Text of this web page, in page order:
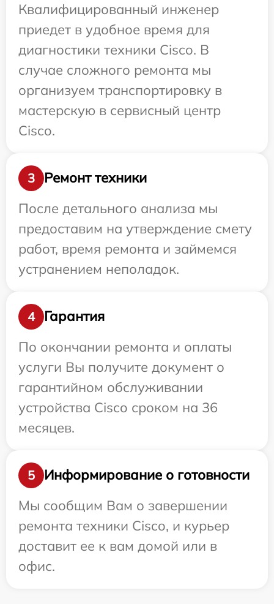
Квалифицированный инженер
приедет в удобное время для
диагностики техники Cisco. В
случае сложного ремонта мы
организуем транспортировку в
мастерскую в сервисный центр
Cisco.
3
Ремонт техники
После детального анализа мы
предоставим на утверждение смету
работ, время ремонта и займемся
устранением неполадок.
4
Гарантия
По окончании ремонта и оплаты
услуги Вы получите документ о
гарантийном обслуживании
устройства Cisco сроком на 36
месяцев.
5
Информирование о готовности
Мы сообщим Вам о завершении
ремонта техники Cisco, и курьер
доставит ее к вам домой или в
офис.